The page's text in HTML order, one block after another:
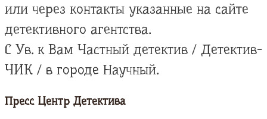
или через контакты указанные на сайте
детективного агентства.
С Ув. к Вам Частный детектив / Детектив-
ЧИК / в городе Научный.
Пресс Центр Детектива